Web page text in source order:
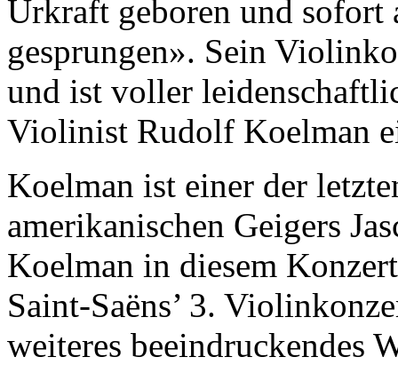
Urkraft geboren und sofort
gesprungen». Sein
und ist voller
Violinist Rudolf Koelman
Koelman ist einer der
amerikanischen Geigers
Koelman in diesem
Saint-Saëns’ 3.
weiteres beeindruckendes